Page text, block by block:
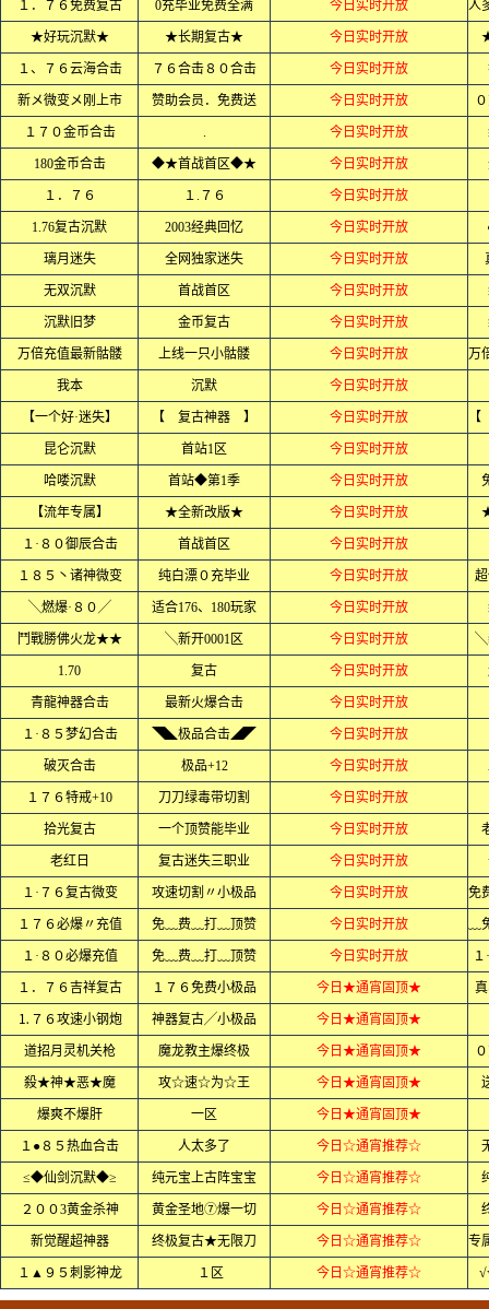
１．７６免费复古 0充毕业免费全满 今日实时开放
★好玩沉默★ ★长期复古★ 今日实时开放
１、７６云海合击 ７６合击８０合击 今日实时开放
新メ微变メ刚上市 赞助会员．免费送 今日实时开放
１７０金币合击 . 今日实时开放
180金币合击 ◆★首战首区◆★ 今日实时开放
１．７６ １.７６ 今日实时开放
1.76复古沉默 2003经典回忆 今日实时开放
璃月迷失 全网独家迷失 今日实时开放
无双沉默 首战首区 今日实时开放
沉默旧梦 金币复古 今日实时开放
万倍充值最新骷髅 上线一只小骷髅 今日实时开放
我本 沉默 今日实时开放
【一个好·迷失】 【 复古神器 】 今日实时开放
昆仑沉默 首站1区 今日实时开放
哈喽沉默 首站◆第1季 今日实时开放
【流年专属】 ★全新改版★ 今日实时开放
１·８０御辰合击 首战首区 今日实时开放
１８５丶诸神微变 纯白漂０充毕业 今日实时开放
╲燃爆·８０╱ 适合176、180玩家 今日实时开放
鬥戰勝佛火龙★★ ╲新开0001区 今日实时开放 ╲
1.70 复古 今日实时开放
青龍神器合击 最新火爆合击 今日实时开放
１·８５梦幻合击 ◥◣极品合击◢◤ 今日实时开放
破灭合击 极品+12 今日实时开放
１７６特戒+10 刀刀绿毒带切割 今日实时开放
拾光复古 一个顶赞能毕业 今日实时开放
老红日 复古迷失三职业 今日实时开放
１·７６复古微变 攻速切割〃小极品 今日实时开放
１７６必爆〃充值 免﹏费﹏打﹏顶赞 今日实时开放
１·８０必爆充值 免﹏费﹏打﹏顶赞 今日实时开放
１．７６吉祥复古 １７６免费小极品 今日★通宵固顶★
⒈７６攻速小钢炮 神器复古╱小极品 今日★通宵固顶★
道招月灵机关枪 魔龙教主爆终极 今日★通宵固顶★
殺★神★恶★魔 攻☆速☆为☆王 今日★通宵固顶★
爆爽不爆肝 一区 今日★通宵固顶★
１●８５热血合击 人太多了 今日☆通宵推荐☆
≤◆仙剑沉默◆≥ 纯元宝上古阵宝宝 今日☆通宵推荐☆
２００3黄金杀神 黄金圣地⑦爆一切 今日☆通宵推荐☆
新觉醒超神器 终极复古★无限刀 今日☆通宵推荐☆
１▲９５刺影神龙 １区 今日☆通宵推荐☆